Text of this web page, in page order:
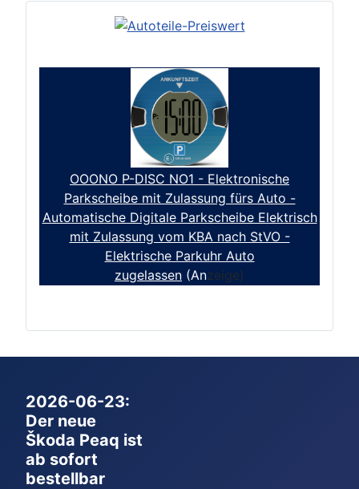
OOONO P-DISC NO1 - Elektronische
Parkscheibe mit Zulassung fürs Auto -
Automatische Digitale Parkscheibe Elektrisch
mit Zulassung vom KBA nach StVO -
Elektrische Parkuhr Auto
zugelassen (Anzeige)
2026-06-23:
Der neue
Škoda Peaq ist
ab sofort
bestellbar